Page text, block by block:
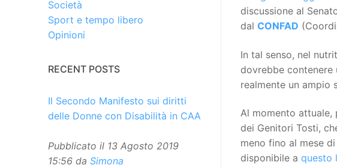
discussione al
dal CONFAD
In tal senso, nel
dovrebbe
realmente un ampio
Al momento attuale,
dei Genitori Tosti,
meno fino al mese
disponibile a questo
Società
Sport e tempo libero
Opinioni
RECENT POSTS
Il Secondo Manifesto sui diritti
delle Donne con Disabilità in CAA
Pubblicato il 13 Agosto 2019
15:56 da Simona